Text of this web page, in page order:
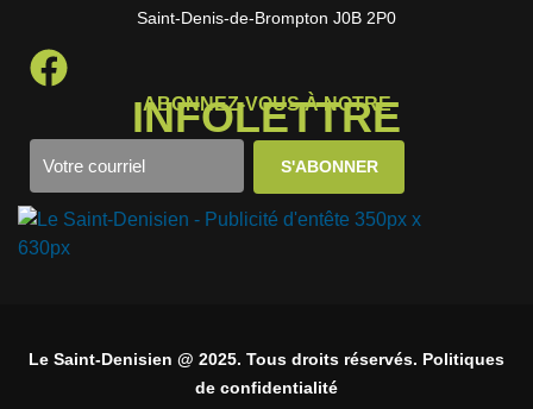
Saint-Denis-de-Brompton J0B 2P0
ABONNEZ-VOUS À NOTRE
INFOLETTRE
Le Saint-Denisien @ 2025. Tous droits réservés. Politiques
de confidentialité